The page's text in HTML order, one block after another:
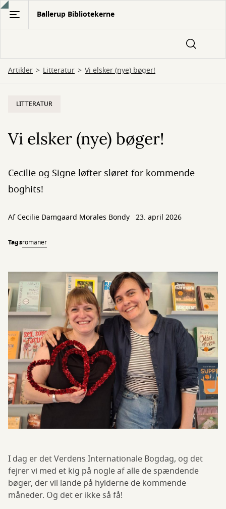
Gå
hovedindhold
Ballerup Bibliotekerne
Artikler Litteratur Vi elsker (nye) bøger!
LITTERATUR
Vi elsker (nye) bøger!
Cecilie og Signe løfter sløret for kommende
boghits!
AfCecilie Damgaard Morales Bondy 23. april 2026
Tagsromaner
I dag er det Verdens Internationale Bogdag, og det
fejrer vi med et kig på nogle af alle de spændende
bøger, der vil lande på hylderne de kommende
måneder. Og det er ikke så få!